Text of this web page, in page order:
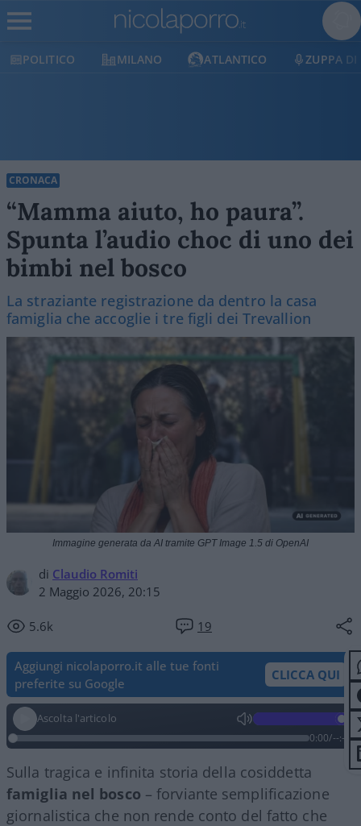
POLITICO MILANO ATLANTICO ZUPPA DI
CRONACA
“Mamma aiuto, ho paura”.
Spunta l’audio choc di uno dei
bimbi nel bosco
La straziante registrazione da dentro la casa
famiglia che accoglie i tre figli dei Trevallion
di Claudio Romiti
2 Maggio 2026, 20:15
5.6k 19
Immagine generata da AI tramite GPT Image 1.5 di OpenAI
Aggiungi nicolaporro.it alle tue fonti
preferite su Google
CLICCA QUI
Ascolta l'articolo
0:00/--:--
Sulla tragica e infinita storia della cosiddetta
famiglia nel bosco – forviante semplificazione
giornalistica che non rende conto del fatto che